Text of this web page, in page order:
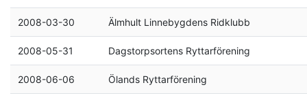
2008-03-30 Älmhult Linnebygdens Ridklubb
2008-05-31 Dagstorpsortens Ryttarförening
2008-06-06 Ölands Ryttarförening